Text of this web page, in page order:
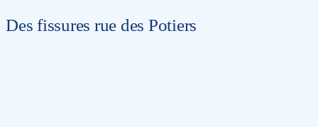
Des fissures rue des Potiers